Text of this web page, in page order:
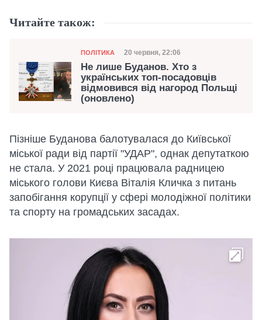
Читайте також:
Категорія
ПОЛІТИКА Дата публікації
20 червня, 22:06
Не лише Буданов. Хто з
українських топ-посадовців
відмовився від нагород Польщі
(оновлено)
Пізніше Буданова балотувалася до Київської
міської ради від партії "УДАР", однак депутаткою
не стала. У 2021 році працювала радницею
міського голови Києва Віталія Кличка з питань
запобігання корупції у сфері молодіжної політики
та спорту на громадських засадах.